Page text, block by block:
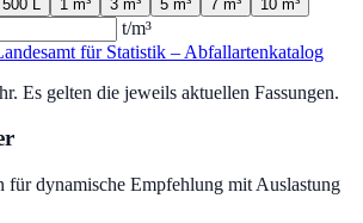
500 L 1 m³ 3 m³ 5 m³ 7 m³ 10 m³
t/m³
für Statistik – Abfallartenkatalog
Es gelten die jeweils aktuellen Fassungen.
für dynamische Empfehlung mit Auslastung